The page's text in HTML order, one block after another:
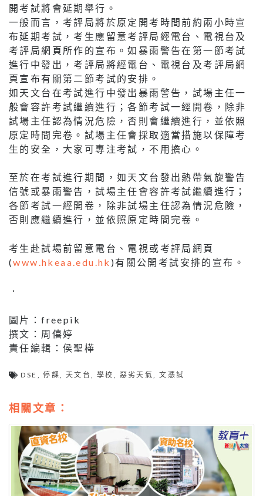
開考試將會延期舉行。
一般而言，考評局將於原定開考時間前約兩小時宣
布延期考試，考生應留意考評局經電台、電視台及
考評局網頁所作的宣布。如暴雨警告在第一節考試
進行中發出，考評局將經電台、電視台及考評局網
頁宣布有關第二節考試的安排。
如天文台在考試進行中發出暴雨警告，試場主任一
般會容許考試繼續進行；各節考試一經開卷，除非
試場主任認為情況危險，否則會繼續進行，並依照
原定時間完卷。試場主任會採取適當措施以保障考
生的安全，大家可專注考試，不用擔心。
至於在考試進行期間，如天文台發出熱帶氣旋警告
信號或暴雨警告，試場主任會容許考試繼續進行；
各節考試一經開卷，除非試場主任認為情況危險，
否則應繼續進行，並依照原定時間完卷。
考生赴試場前留意電台、電視或考評局網頁
(www.hkeaa.edu.hk )有關公開考試安排的宣布。
．
圖片：freepik
撰文：周僖婷
責任編輯：侯聖樺
DSE ,停課 ,天文台 ,學校 惡劣天氣 ,文憑試
相關文章：